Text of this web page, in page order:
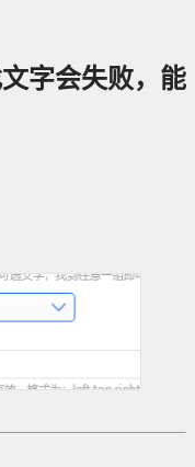
字会失败，能